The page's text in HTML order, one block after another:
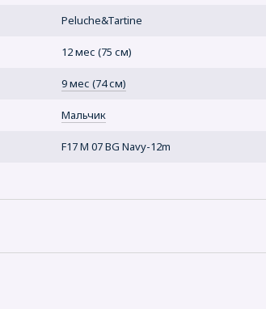
Peluche&Tartine
12 мес (75 см)
9 мес (74 см)
Мальчик
F17 M 07 BG Navy-12m